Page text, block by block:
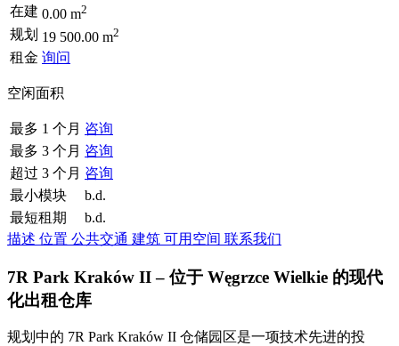
在建 0.00 m2
规划 19 500.00 m2
租金 询问
空闲面积
最多 1 个月 咨询
最多 3 个月 咨询
超过 3 个月 咨询
最小模块
b.d.
最短租期
b.d.
描述 位置 公共交通 建筑 可用空间 联系我们
7R Park Kraków II – 位于 Węgrzce Wielkie 的现代
化出租仓库
规划中的 7R Park Kraków II 仓储园区是一项技术先进的投